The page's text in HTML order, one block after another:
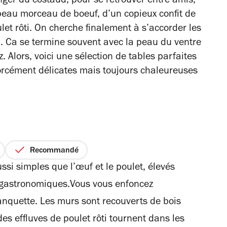
morceau de boeuf, d’un copieux confit de
rôti. On cherche finalement à s’accorder les
se termine souvent avec la peau du ventre
Alors, voici une sélection de tables parfaites
délicates mais toujours chaleureuses
Recommandé
simples que l’œuf et le poulet, élevés
vous enfoncez
Les murs sont recouverts de bois
effluves de poulet rôti tournent dans les